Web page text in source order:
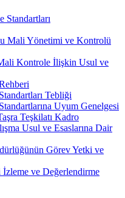
Standartları
Mali Yönetimi ve Kontrolü
Kontrole İlişkin Usul ve
Tebliği
Uyum Genelgesi
Teşkilatı Kadro
Usul ve Esaslarına Dair
Görev Yetki ve
ve Değerlendirme